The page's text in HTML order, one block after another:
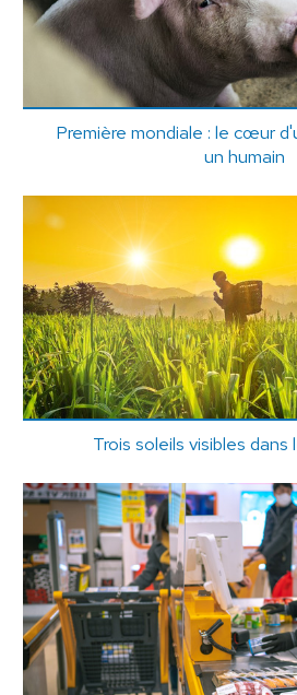
Première mondiale : le cœur
un humain
Trois soleils visibles dans